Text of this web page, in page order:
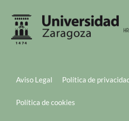
Aviso Legal Política de
Política de cookies